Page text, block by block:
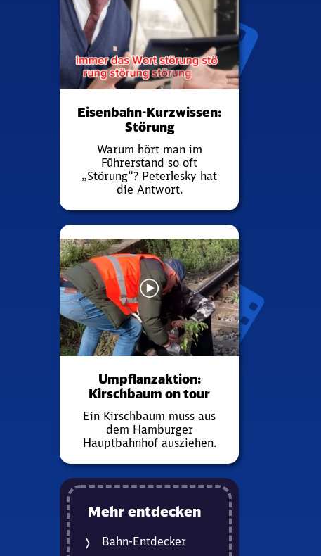
Eisenbahn-Kurzwissen:
Störung
Warum hört man im
Führerstand so oft
„Störung“? Peterlesky hat
die Antwort.
Umpflanzaktion:
Kirschbaum on tour
Ein Kirschbaum muss aus
dem Hamburger
Hauptbahnhof ausziehen.
Mehr entdecken
Bahn-Entdecker